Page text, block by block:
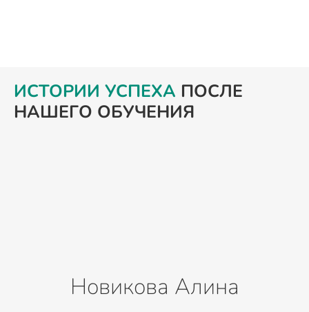
ИСТОРИИ УСПЕХА ПОСЛЕ
НАШЕГО ОБУЧЕНИЯ
Новикова Алина